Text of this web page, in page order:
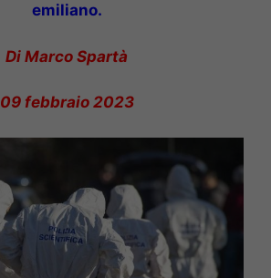
emiliano.
Di Marco Spartà
09 febbraio 2023